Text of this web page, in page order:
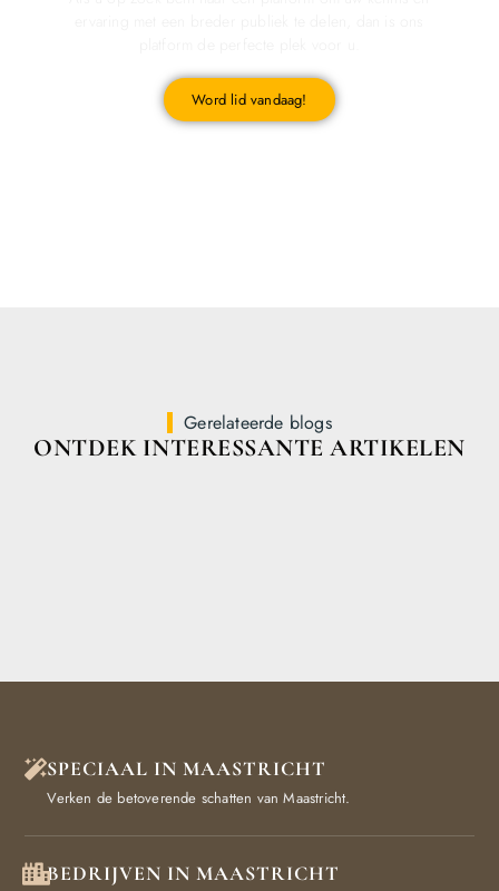
Word lid vandaag!
Gerelateerde blogs
ONTDEK INTERESSANTE ARTIKELEN
SPECIAAL IN MAASTRICHT
Verken de betoverende schatten van Maastricht.
BEDRIJVEN IN MAASTRICHT